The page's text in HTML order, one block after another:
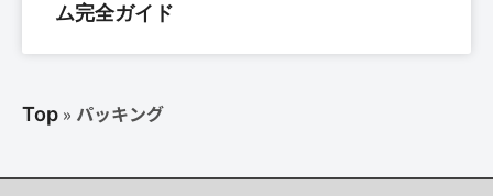
ム完全ガイド
Top » パッキング